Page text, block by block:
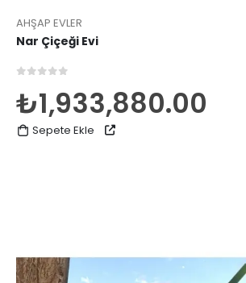
AHŞAP EVLER
Nar Çiçeği Evi
₺1,933,880.00
Sepete Ekle